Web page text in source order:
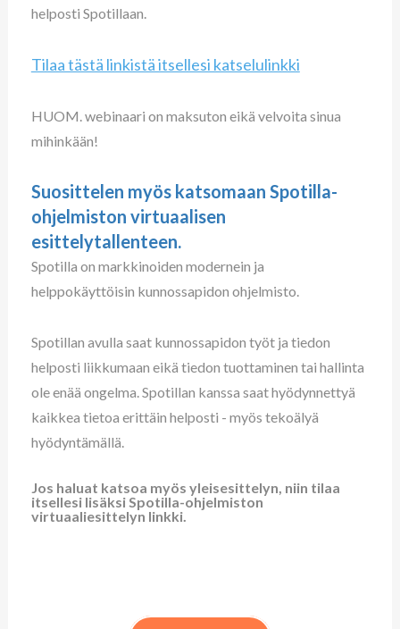
helposti Spotillaan.
Tilaa tästä linkistä itsellesi katselulinkki
HUOM. webinaari on maksuton eikä velvoita sinua
mihinkään!
Suosittelen myös katsomaan Spotilla-
ohjelmiston virtuaalisen
esittelytallenteen.
Spotilla on markkinoiden modernein ja
helppokäyttöisin kunnossapidon ohjelmisto.
Spotillan avulla saat kunnossapidon työt ja tiedon
helposti liikkumaan eikä tiedon tuottaminen tai hallinta
ole enää ongelma. Spotillan kanssa saat hyödynnettyä
kaikkea tietoa erittäin helposti - myös tekoälyä
hyödyntämällä.
Jos haluat katsoa myös yleisesittelyn, niin tilaa
itsellesi lisäksi Spotilla-ohjelmiston
virtuaaliesittelyn linkki.